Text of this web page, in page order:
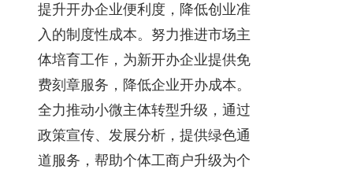
提升开办企业便利度，降低创业准
入的制度性成本。努力推进市场主
体培育工作，为新开办企业提供免
费刻章服务，降低企业开办成本。
全力推动小微主体转型升级，通过
政策宣传、发展分析，提供绿色通
道服务，帮助个体工商户升级为个